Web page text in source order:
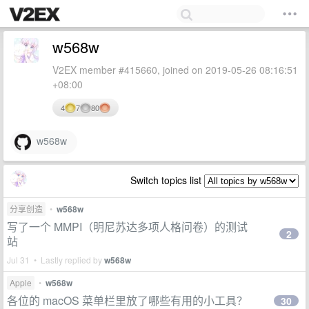
w568w
V2EX member #415660, joined on 2019-05-26 08:16:51
+08:00
4 7 80
w568w
Switch topics list
分享创造 • w568w
写了一个 MMPI（明尼苏达多项人格问卷）的测试
站
Jul 31 • Lastly replied byw568w
2
Apple • w568w
各位的 macOS 菜单栏里放了哪些有用的小工具？ 30